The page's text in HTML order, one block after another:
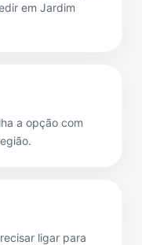
em Jardim
a opção com
ligar para